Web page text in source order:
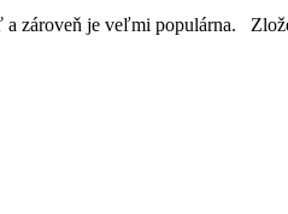
zároveň je veľmi populárna.